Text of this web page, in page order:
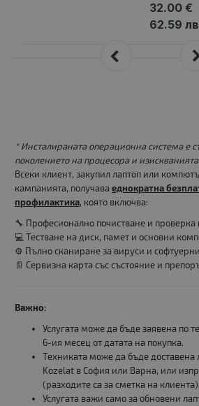
32.00 €
62.59
* Инсталираната операционна система е
поколението на процесора и
Всеки клиент, закупил лаптоп или
кампанията, получава еднократна
профилактика, която включва:
🔧 Професионално почистване и
💻 Тестване на диск, памет и основни
⚙️ Пълно сканиране за вируси и
📄 Сервизна карта със състояние и
Важно:
Услугата може да бъде заявена по
6-ия месец от датата на покупка.
Техниката може да бъде доставена
Kozelat в София или Варна, или
(разходите са за сметка на клиента).
Услугата важи само за обновени